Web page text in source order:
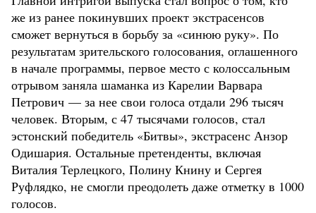
же из ранее покинувших проект экстрасенсов
сможет вернуться в борьбу за «синюю руку». По
результатам зрительского голосования, оглашенного
в начале программы, первое место с колоссальным
отрывом заняла шаманка из Карелии Варвара
Петрович — за нее свои голоса отдали 296 тысяч
человек. Вторым, с 47 тысячами голосов, стал
эстонский победитель «Битвы», экстрасенс Анзор
Одишария. Остальные претенденты, включая
Виталия Терлецкого, Полину Книну и Сергея
Руфлядко, не смогли преодолеть даже отметку в 1000
голосов.